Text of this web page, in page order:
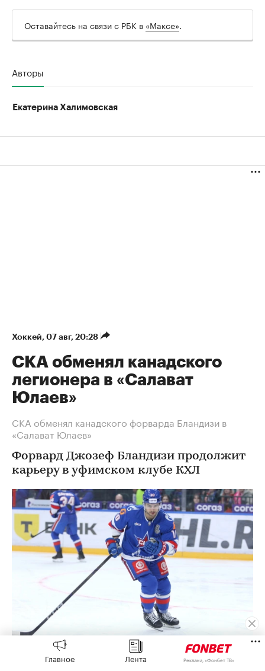
Оставайтесь на связи с РБК в «Максе».
Авторы
Екатерина Халимовская
Хоккей⁠, 07 авг, 20:28
СКА обменял канадского
легионера в «Салават
Юлаев»
СКА обменял канадского форварда Бландизи в
«Салават Юлаев»
Форвард Джозеф Бландизи продолжит
карьеру в уфимском клубе КХЛ
Джозеф Бландизи
(Фото: Maksim Konstantinov / Global
Look Press)Главное Лента Реклама, «Фонбет ТВ»